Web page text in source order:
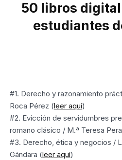
50 libros
estudiantes
#1. Derecho y razonamiento
Roca Pérez (leer aquí)
#2. Evicción de servidumbres
romano clásico / M.ª Teresa
#3. Derecho, ética y negocios /
Gándara (leer aquí)